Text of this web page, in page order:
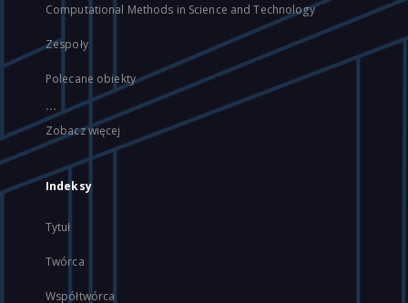
Computational Methods in Science and Technology
Zespoły
Polecane obiekty
...
Zobacz więcej
Indeksy
Tytuł
Twórca
Współtwórca